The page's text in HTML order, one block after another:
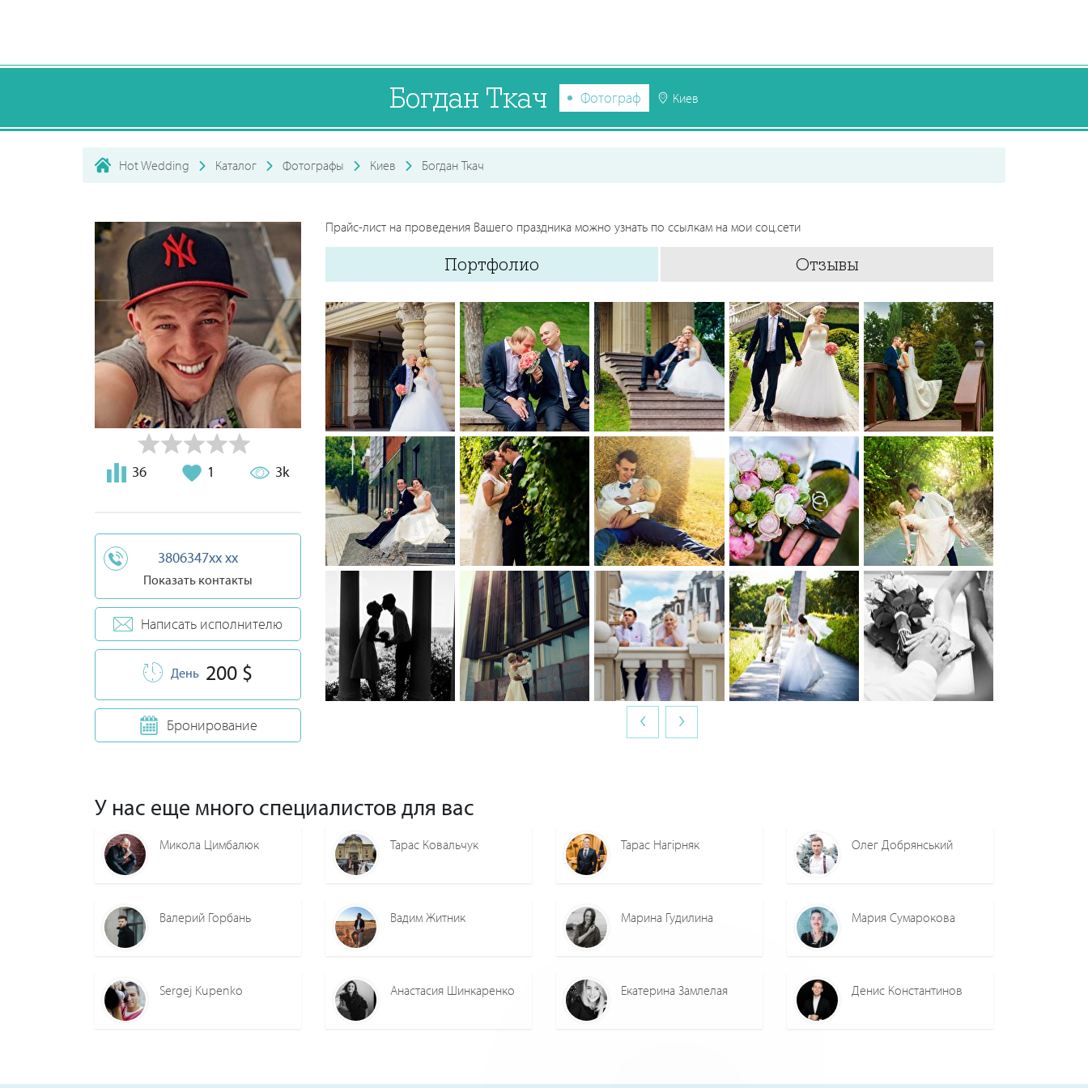
Богдан Ткач Фотограф Киев
Hot Wedding Каталог Фотографы Киев Богдан Ткач
36 1 3k
3806347xx xx
Показать контакты
Написать исполнителю
День 200 $
Бронирование
Прайс-лист на проведения Вашего праздника можно узнать по ссылкам на мои соц.сети
Портфолио Отзывы
0 0 0 0 0 0 0 0 0 0
0 0 0 0 0 0 0 0 0
0
‹ ›
У нас еще много специалистов для вас
Микола Цимбалюк Тарас Ковальчук Тарас Нагірняк Олег Добрянський
Валерий Горбань Вадим Житник Марина Гудилина Мария Сумарокова
Sergej Kupenko Анастасия Шинкаренко Екатерина Замлелая Денис Константинов